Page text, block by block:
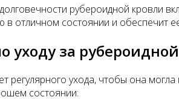
рубероидной кровли
в отличном состоянии и обеспечит
уходу за
регулярного ухода, чтобы она
состоянии: